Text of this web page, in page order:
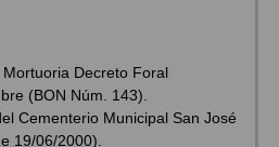
Decreto Foral
(BON Núm. 143).
Cementerio Municipal San José
19/06/2000).